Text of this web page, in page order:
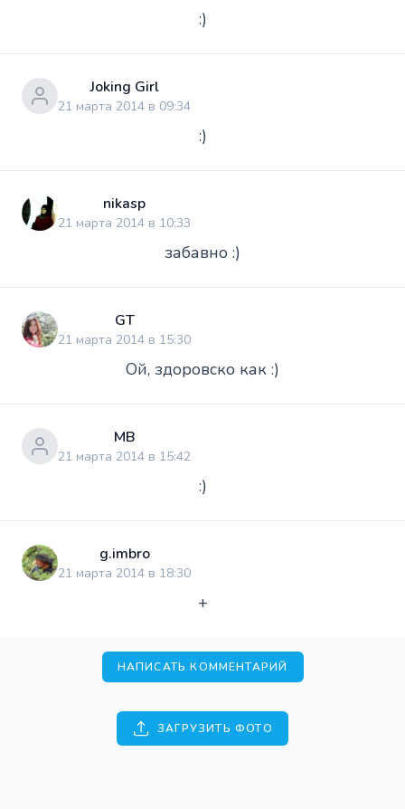
:)
Joking Girl
21 марта 2014 в 09:34
:)
nikasp
21 марта 2014 в 10:33
забавно :)
GT
21 марта 2014 в 15:30
Ой, здоровско как :)
МВ
21 марта 2014 в 15:42
:)
g.imbro
21 марта 2014 в 18:30
+
НАПИСАТЬ КОММЕНТАРИЙ
ЗАГРУЗИТЬ ФОТО